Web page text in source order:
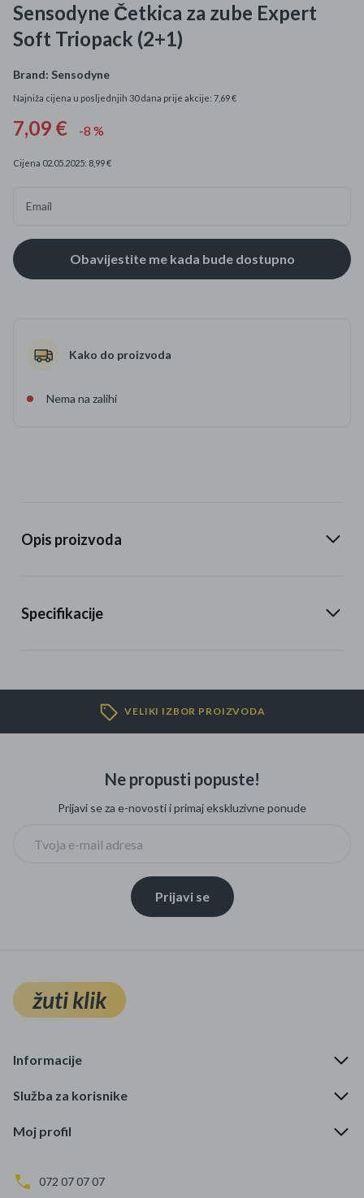
Ograničena cijena
Roba s greškom
Sensodyne Četkica za zube Expert
Soft Triopack (2+1)
Brand: Sensodyne
Najniža cijena u posljednjih 30 dana prije akcije: 7,69 €
7,09 € -8 %
Cijena 02.05.2025: 8,99 €
Email
Kako do proizvoda
Nema na zalihi
Opis proizvoda
Specifikacije
VELIKI IZBOR PROIZVODA
Ne propusti popuste!
Prijavi se za e-novosti i primaj ekskluzivne ponude
Prijavi se
žuti klik
Informacije
Služba za korisnike
Moj profil
072 07 07 07